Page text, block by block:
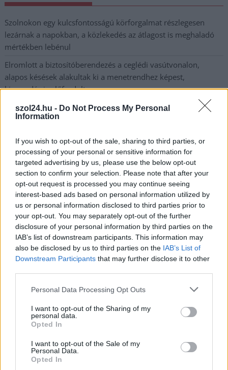
szol24.hu - Do Not Process My Personal
Information
If you wish to opt-out of the sale, sharing to third parties, or
processing of your personal or sensitive information for
targeted advertising by us, please use the below opt-out
section to confirm your selection. Please note that after your
opt-out request is processed you may continue seeing
interest-based ads based on personal information utilized by
us or personal information disclosed to third parties prior to
your opt-out. You may separately opt-out of the further
disclosure of your personal information by third parties on the
IAB’s list of downstream participants. This information may
also be disclosed by us to third parties on the IAB’s List of
Downstream Participants that may further disclose it to other
Please note that this website/app uses one or more Google
not limited to your visit or usage behaviour. You may click to
grant or deny consent to Google and its third-party tags to
use your data for below specified purposes in below Google
consent section.
Personal Data Processing Opt Outs
I want to opt-out of the Sharing of my
personal data.
Opted In
I want to opt-out of the Sale of my
Personal Data.
Opted In
Szolnokon egy kulcsfontosságú körforgalmat részlegesen
lezárnak a napokban, a közlekedés az átlagost is meghaladó
mértékben lebénul
Elromlott a biztosítóberendezés a ceglédi vasútvonalon,
alapos késések alakultak ki a menetrendhez képest,
kimaradás is előfordult
Ön szerint hogy készül a hamisítatlan szolnoki habos isler?
üzemekben
Az idei év leglassabb növekedését hozta a június a
kiskereskedelemben
Györfi Mihály több tucat vállalkozással egyeztetett a
kerékpárgyár dolgozóinak megsegítéséről
41 fok fölé forrósodott az ország, Szolnokon pedig egy másik
rekord is megdőlt
Egy telefonhívást akart, végül rendőrök vitték el a mezőtúri
férfit
A Tisza kormány minisztere újabb nagy változásokról döntött
a közoktatásban – például az iskolaigazgatók visszakapják
Sok volt az igazolatlan hiányzás, Pócs János fizetéslevonást
kapott, más fideszesek még kevesebbet vittek haza
A Szolnok megyei gazdák nagyon nem akarták a JÉGER
további üzemeltetését